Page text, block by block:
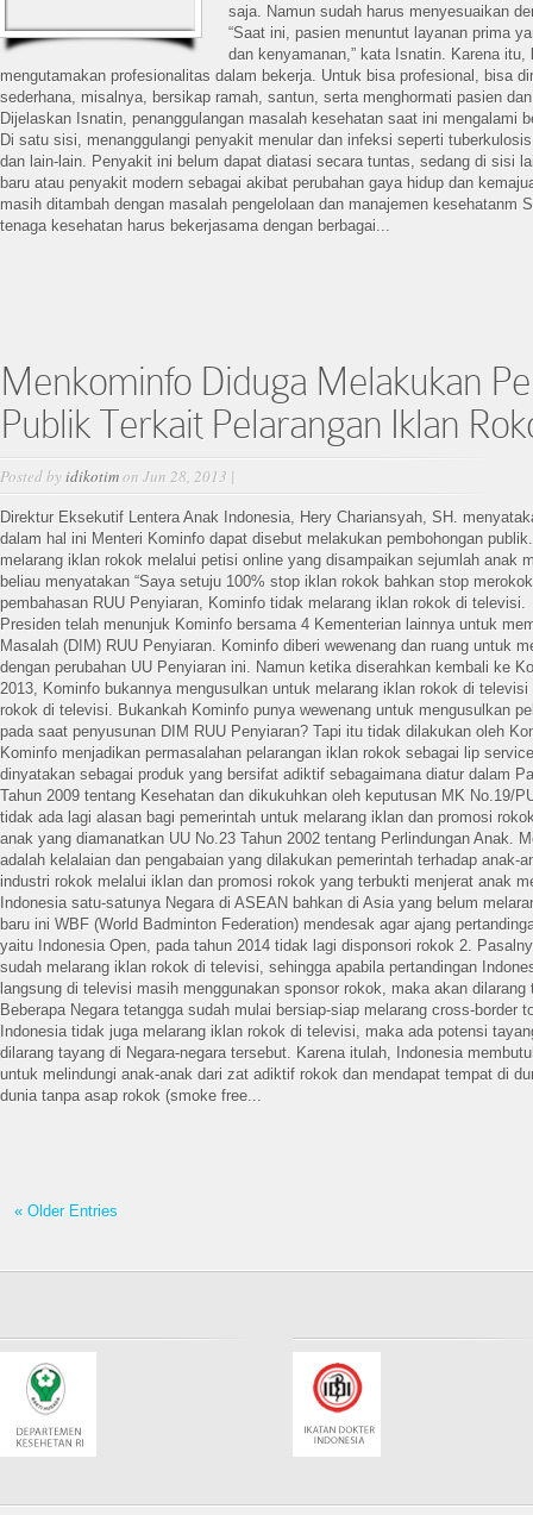
saja. Namun sudah harus menyesuaikan
“Saat ini, pasien menuntut layanan prima
dan kenyamanan,” kata Isnatin. Karena
mengutamakan profesionalitas dalam bekerja. Untuk bisa profesional, bisa
sederhana, misalnya, bersikap ramah, santun, serta menghormati pasien
Dijelaskan Isnatin, penanggulangan masalah kesehatan saat ini mengalami
Di satu sisi, menanggulangi penyakit menular dan infeksi seperti
dan lain-lain. Penyakit ini belum dapat diatasi secara tuntas, sedang di sisi
baru atau penyakit modern sebagai akibat perubahan gaya hidup dan
masih ditambah dengan masalah pengelolaan dan manajemen kesehatanm
tenaga kesehatan harus bekerjasama dengan berbagai...
Menkominfo Diduga Melakukan
Publik Terkait Pelarangan Iklan
Posted byidikotimon Jun 28, 2013 |
Direktur Eksekutif Lentera Anak Indonesia, Hery Chariansyah, SH.
dalam hal ini Menteri Kominfo dapat disebut melakukan pembohongan
melarang iklan rokok melalui petisi online yang disampaikan sejumlah anak
beliau menyatakan “Saya setuju 100% stop iklan rokok bahkan stop
pembahasan RUU Penyiaran, Kominfo tidak melarang iklan rokok di
Presiden telah menunjuk Kominfo bersama 4 Kementerian lainnya untuk
Masalah (DIM) RUU Penyiaran. Kominfo diberi wewenang dan ruang untuk
dengan perubahan UU Penyiaran ini. Namun ketika diserahkan kembali ke
2013, Kominfo bukannya mengusulkan untuk melarang iklan rokok di
rokok di televisi. Bukankah Kominfo punya wewenang untuk mengusulkan
pada saat penyusunan DIM RUU Penyiaran? Tapi itu tidak dilakukan oleh
Kominfo menjadikan permasalahan pelarangan iklan rokok sebagai lip
dinyatakan sebagai produk yang bersifat adiktif sebagaimana diatur dalam
Tahun 2009 tentang Kesehatan dan dikukuhkan oleh keputusan MK No.19/
tidak ada lagi alasan bagi pemerintah untuk melarang iklan dan promosi
anak yang diamanatkan UU No.23 Tahun 2002 tentang Perlindungan Anak.
adalah kelalaian dan pengabaian yang dilakukan pemerintah terhadap anak-
industri rokok melalui iklan dan promosi rokok yang terbukti menjerat anak
Indonesia satu-satunya Negara di ASEAN bahkan di Asia yang belum
baru ini WBF (World Badminton Federation) mendesak agar ajang
yaitu Indonesia Open, pada tahun 2014 tidak lagi disponsori rokok 2.
sudah melarang iklan rokok di televisi, sehingga apabila pertandingan
langsung di televisi masih menggunakan sponsor rokok, maka akan dilarang
Beberapa Negara tetangga sudah mulai bersiap-siap melarang cross-border
Indonesia tidak juga melarang iklan rokok di televisi, maka ada potensi
dilarang tayang di Negara-negara tersebut. Karena itulah, Indonesia
untuk melindungi anak-anak dari zat adiktif rokok dan mendapat tempat di
dunia tanpa asap rokok (smoke free...
« Older Entries